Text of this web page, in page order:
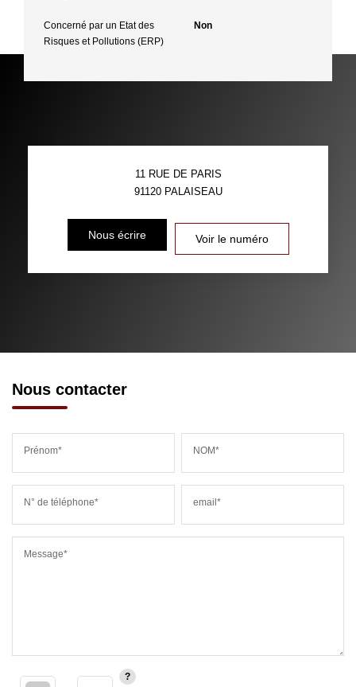
Concerné par un Etat des
Risques et Pollutions (ERP)
Non
11 RUE DE PARIS
91120 PALAISEAU
Nous écrire Voir le numéro
Nous contacter
Prénom* NOM*
N° de téléphone* email*
Message*